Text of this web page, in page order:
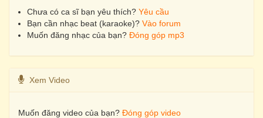
Chưa có ca sĩ bạn yêu thích? Yêu cầu
Bạn cần nhạc beat (karaoke)? Vào forum
Muốn đăng nhạc của bạn? Đóng góp mp3
Xem Video
Muốn đăng video của bạn? Đóng góp video